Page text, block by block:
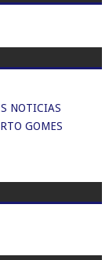
NOTICIAS
GOMES